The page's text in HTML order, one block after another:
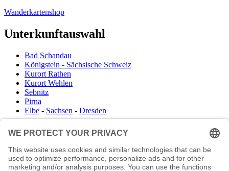
Wanderkartenshop
Unterkunftauswahl
Bad Schandau
Königstein - Sächsische Schweiz
Kurort Rathen
Kurort Wehlen
Sebnitz
Pirna
Elbe - Sachsen - Dresden
Infocenter
Wanderkartenshop
Prospektdownload